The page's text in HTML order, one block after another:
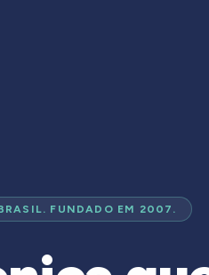
FUNDADO EM 2007.